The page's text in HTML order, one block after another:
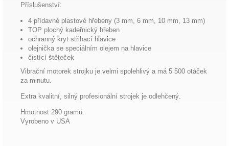
Příslušenství:
4 přídavné plastové hřebeny (3 mm, 6 mm, 10 mm, 13 mm)
TOP plochý kadeřnický hřeben
ochranný kryt střihací hlavice
olejnička se speciálním olejem na hlavice
čistící štěteček
Vibrační motorek strojku je velmi spolehlivý a má 5 500 otáček
za minutu.
Extra kvalitní, silný profesionální strojek je odlehčený.
Hmotnost 290 gramů.
Vyrobeno v USA